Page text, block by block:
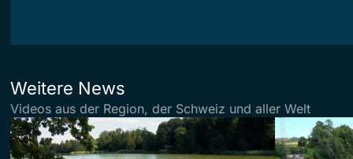
Weitere News
Videos aus der Region, der Schweiz und aller Welt